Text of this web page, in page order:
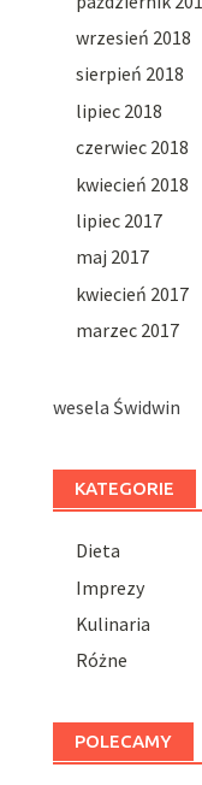
wrzesień 2018
sierpień 2018
lipiec 2018
czerwiec 2018
kwiecień 2018
lipiec 2017
maj 2017
kwiecień 2017
marzec 2017
wesela Świdwin
KATEGORIE
Dieta
Imprezy
Kulinaria
Różne
POLECAMY